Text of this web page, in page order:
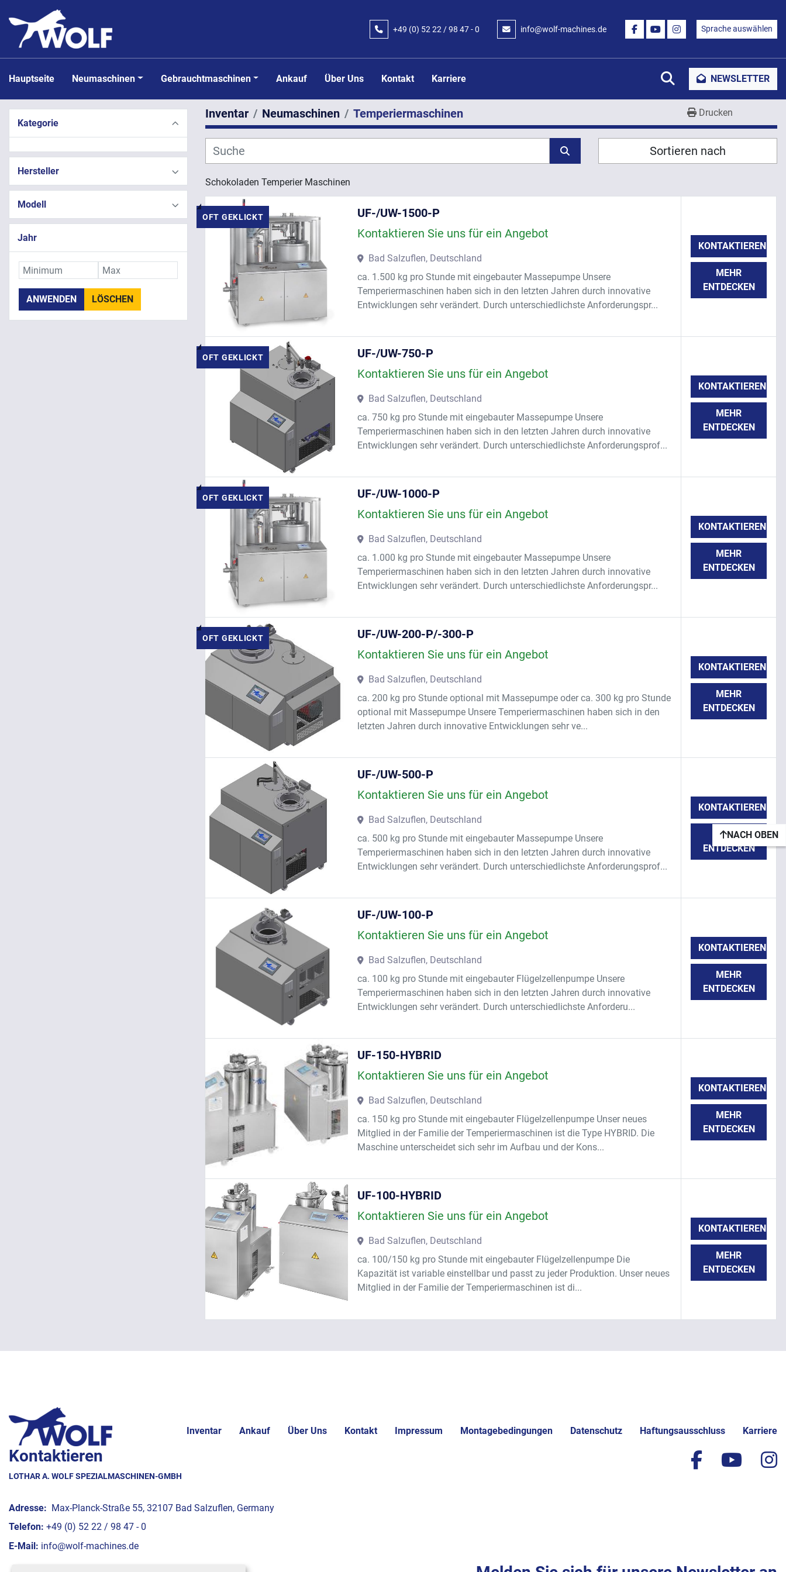
+49 (0) 52 22 / 98 47 - 0 info@wolf-machines.de
FACEBOOK
YOUTUBEINSTAGRAM
Sprache auswählen
Hauptseite Neumaschinen Gebrauchtmaschinen Ankauf Über Uns Kontakt Karriere SucheNEWSLETTER
Kategorie
Hersteller
Modell
Jahr
ANWENDEN LÖSCHEN
Inventar Neumaschinen Temperiermaschinen Drucken
Sortieren nach
Schokoladen Temperier Maschinen
OFT GEKLICKT
UF-/UW-1500-P
Kontaktieren Sie uns für ein Angebot
Bad Salzuflen, Deutschland
ca. 1.500 kg pro Stunde mit eingebauter Massepumpe Unsere
Temperiermaschinen haben sich in den letzten Jahren durch innovative
Entwicklungen sehr verändert. Durch unterschiedlichste Anforderungspr...
KONTAKTIEREN
MEHR
ENTDECKEN
OFT GEKLICKT
UF-/UW-750-P
Kontaktieren Sie uns für ein Angebot
Bad Salzuflen, Deutschland
ca. 750 kg pro Stunde mit eingebauter Massepumpe Unsere
Temperiermaschinen haben sich in den letzten Jahren durch innovative
Entwicklungen sehr verändert. Durch unterschiedlichste Anforderungsprof...
KONTAKTIEREN
MEHR
ENTDECKEN
OFT GEKLICKT
UF-/UW-1000-P
Kontaktieren Sie uns für ein Angebot
Bad Salzuflen, Deutschland
ca. 1.000 kg pro Stunde mit eingebauter Massepumpe Unsere
Temperiermaschinen haben sich in den letzten Jahren durch innovative
Entwicklungen sehr verändert. Durch unterschiedlichste Anforderungspr...
KONTAKTIEREN
MEHR
ENTDECKEN
OFT GEKLICKT
UF-/UW-200-P/-300-P
Kontaktieren Sie uns für ein Angebot
Bad Salzuflen, Deutschland
ca. 200 kg pro Stunde optional mit Massepumpe oder ca. 300 kg pro Stunde
optional mit Massepumpe Unsere Temperiermaschinen haben sich in den
letzten Jahren durch innovative Entwicklungen sehr ve...
KONTAKTIEREN
MEHR
ENTDECKEN
UF-/UW-500-P
Kontaktieren Sie uns für ein Angebot
Bad Salzuflen, Deutschland
ca. 500 kg pro Stunde mit eingebauter Massepumpe Unsere
Temperiermaschinen haben sich in den letzten Jahren durch innovative
Entwicklungen sehr verändert. Durch unterschiedlichste Anforderungsprof...
KONTAKTIEREN
MEHR
ENTDECKEN
UF-/UW-100-P
Kontaktieren Sie uns für ein Angebot
Bad Salzuflen, Deutschland
ca. 100 kg pro Stunde mit eingebauter Flügelzellenpumpe Unsere
Temperiermaschinen haben sich in den letzten Jahren durch innovative
Entwicklungen sehr verändert. Durch unterschiedlichste Anforderu...
KONTAKTIEREN
MEHR
ENTDECKEN
UF-150-HYBRID
Kontaktieren Sie uns für ein Angebot
Bad Salzuflen, Deutschland
ca. 150 kg pro Stunde mit eingebauter Flügelzellenpumpe Unser neues
Mitglied in der Familie der Temperiermaschinen ist die Type HYBRID. Die
Maschine unterscheidet sich sehr im Aufbau und der Kons...
KONTAKTIEREN
MEHR
ENTDECKEN
UF-100-HYBRID
Kontaktieren Sie uns für ein Angebot
Bad Salzuflen, Deutschland
ca. 100/150 kg pro Stunde mit eingebauter Flügelzellenpumpe Die
Kapazität ist variable einstellbar und passt zu jeder Produktion. Unser neues
Mitglied in der Familie der Temperiermaschinen ist di...
KONTAKTIEREN
MEHR
ENTDECKEN
NACH OBEN
Inventar Ankauf Über Uns Kontakt Impressum Montagebedingungen Datenschutz Haftungsausschluss Karriere
Kontaktieren
LOTHAR A. WOLF SPEZIALMASCHINEN-GMBH
Adresse: Max-Planck-Straße 55, 32107 Bad Salzuflen, Germany
Telefon: +49 (0) 52 22 / 98 47 - 0
E-Mail: info@wolf-machines.de
facebook